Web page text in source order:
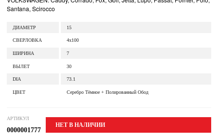
Santana, Scirocco
ДИАМЕТР 15
СВЕРЛОВКА 4x100
ШИРИНА 7
ВЫЛЕТ 30
DIA 73.1
ЦВЕТ Серебро Тёмное + Полированный Обод
АРТИКУЛ
0000001777
НЕТ В НАЛИЧИИ